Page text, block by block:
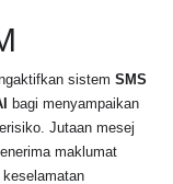
sistemSMS
bagi menyampaikan
Jutaan mesej
maklumat